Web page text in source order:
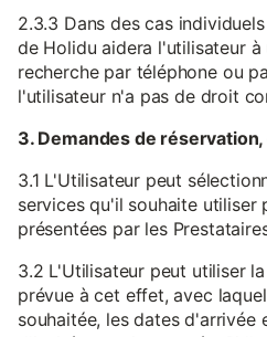
2.3.3 Dans des cas
de Holidu aidera l'utilisateur
recherche par téléphone ou
l'utilisateur n'a pas de droit
3. Demandes de
3.1 L'Utilisateur peut
services qu'il souhaite utiliser
présentées par les
3.2 L'Utilisateur peut utiliser
prévue à cet effet, avec
souhaitée, les dates